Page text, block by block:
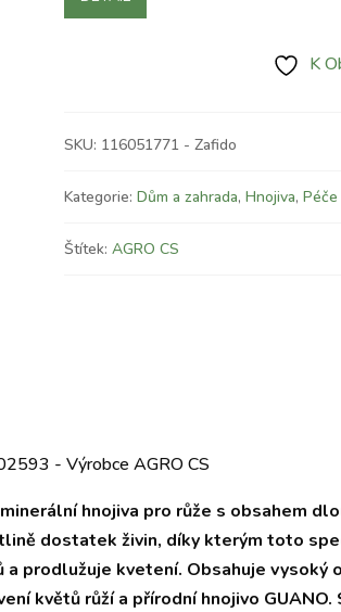
K
SKU: 116051771 - Zafido
Kategorie: Dům a zahrada, Hnojiva,
Štítek: AGRO CS
- Výrobce AGRO CS
hnojiva pro růže s obsahem
dostatek živin, díky kterým toto
a prodlužuje kvetení. Obsahuje vysoký
květů růží a přírodní hnojivo GUANO.